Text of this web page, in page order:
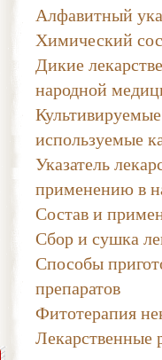
Алфавитный
Химический
Дикие
народной
используемые
Указатель
применению в
Состав и
Сбор и сушка
Способы
препаратов
Фитотерапия
Лекарственные